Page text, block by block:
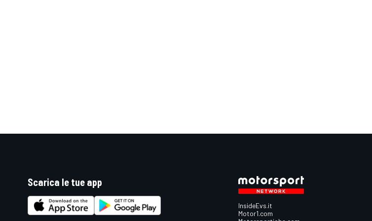
Scarica le tue app
InsideEvs.it
Motor1.com